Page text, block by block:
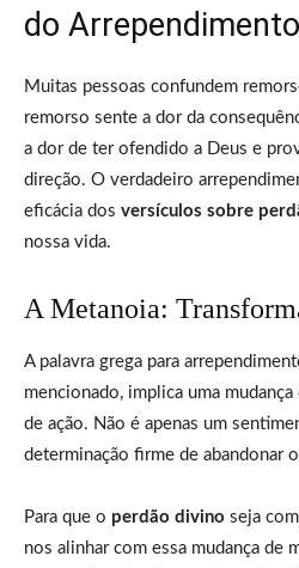
do
Muitas pessoas confundem
remorso sente a dor da
a dor de ter ofendido a Deus e
direção. O verdadeiro
eficácia dos versículos sobre
nossa vida.
A Metanoia:
A palavra grega para
mencionado, implica uma
de ação. Não é apenas um
determinação firme de abandonar
Para que o perdão divino seja
nos alinhar com essa mudança de